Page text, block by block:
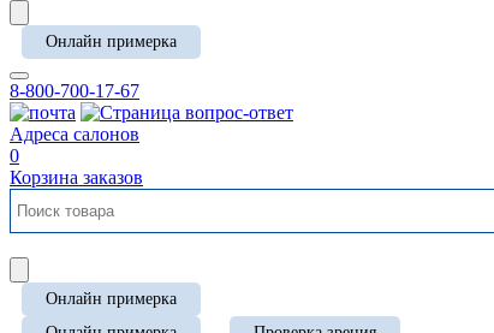
Онлайн примерка
8-800-700-17-67
Адреса салонов
0
Корзина заказов
Онлайн примерка